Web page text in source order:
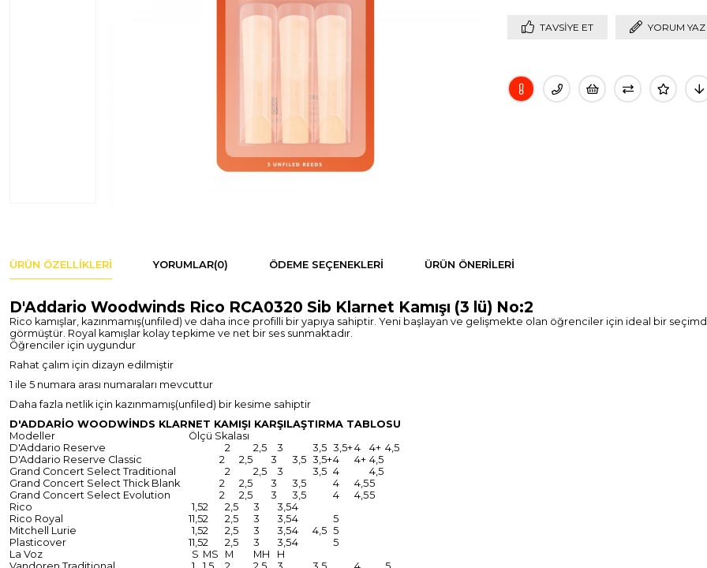
TAVSIYE ET YORUM YAZ
ÜRÜN ÖZELLIKLERI YORUMLAR(0) ÖDEME SEÇENEKLERI ÜRÜN ÖNERILERI
D'Addario Woodwinds Rico RCA0320 Sib Klarnet Kamışı (3 lü) No:2
Rico kamışlar, kazınmamış(unfiled) ve daha ince profilli bir yapıya sahiptir. Yeni başlayan ve gelişmekte olan öğrenciler için ideal bir
görmüştür. Royal kamışlar kolay tepkime ve net bir ses sunmaktadır.
Öğrenciler için uygundur
Rahat çalım için dizayn edilmiştir
1 ile 5 numara arası numaraları mevcuttur
Daha fazla netlik için kazınmamış(unfiled) bir kesime sahiptir
D'ADDARİO WOODWİNDS KLARNET KAMIŞI KARŞILAŞTIRMA TABLOSU
Modeller
Ölçü Skalası
D'Addario Reserve
2 2,5 3 3,5 3,5+4 4+ 4,5
D'Addario Reserve Classic
2 2,5 3 3,5 3,5+4 4+ 4,5
Grand Concert Select Traditional
2 2,5 3 3,5 4
4,5
Grand Concert Select Thick Blank
2 2,5 3 3,5 4 4,55
Grand Concert Select Evolution
2 2,5 3 3,5 4 4,55
Rico
1,52 2,5 3 3,54
Rico Royal
11,52 2,5 3 3,54
5
Mitchell Lurie
1,52 2,5 3 3,54 4,5 5
Plasticover
11,52 2,5 3 3,54
5
La Voz
S MS M MH
H